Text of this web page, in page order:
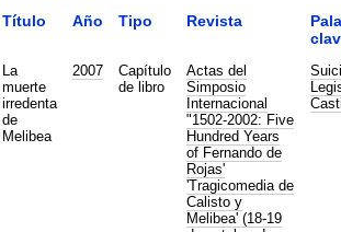
Título Año Tipo Revista
La
muerte
irredenta
de
Melibea
2007
Capítulo
de libro
Actas del
Simposio
Internacional
"1502-2002: Five
Hundred Years
of Fernando de
Rojas'
'Tragicomedia de
Calisto y
Melibea' (18-19